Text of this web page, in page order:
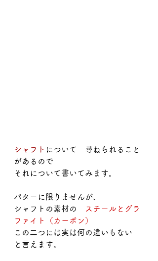
シャフト について　尋ねられること
があるので
それについて書いてみます。
パターに限りませんが、
シャフトの素材の
スチールとグラ
ファイト（カーボン）
この二つには実は何の違いもない
と言えます。